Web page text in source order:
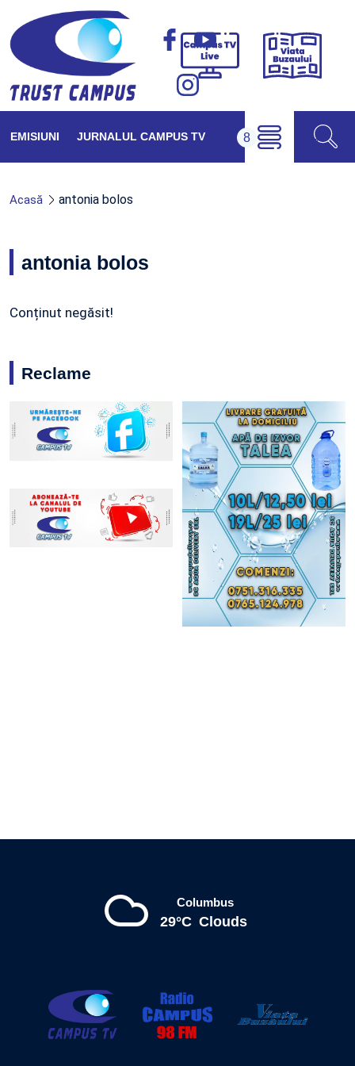
Campus
Viața
EMISIUNI JURNALUL CAMPUS TV
Acasă antonia bolos
antonia bolos
Conținut negăsit!
Reclame
Columbus
29°C Clouds